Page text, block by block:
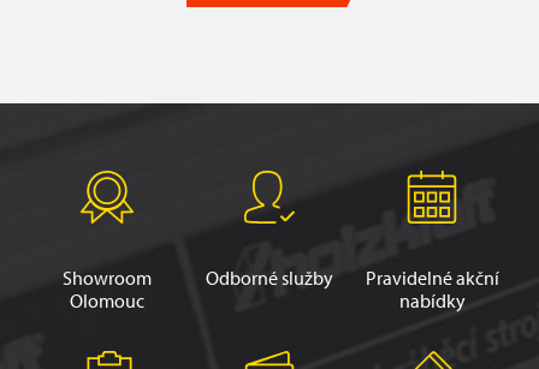
Showroom
Olomouc
Odborné služby
Pravidelné akční
nabídky